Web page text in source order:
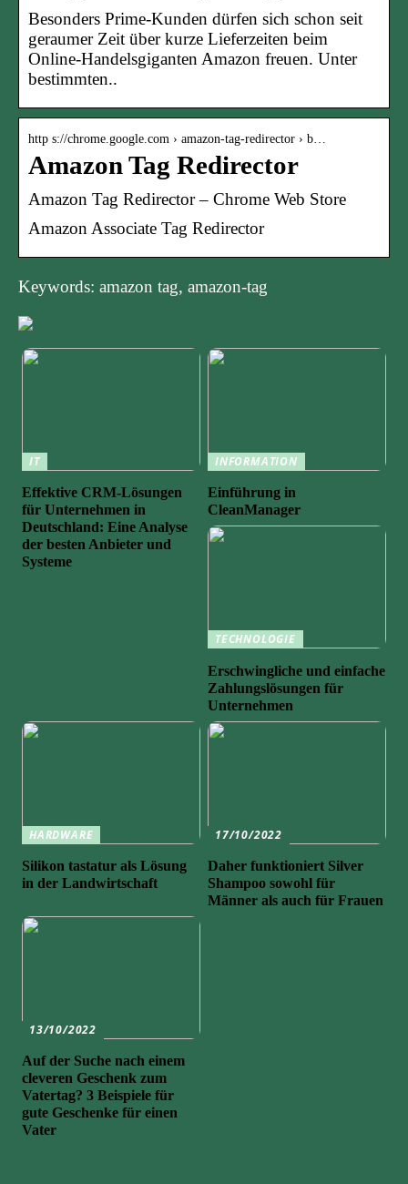
Besonders Prime-Kunden dürfen sich schon seit
geraumer Zeit über kurze Lieferzeiten beim
Online-Handelsgiganten Amazon freuen. Unter
bestimmten..
http s://chrome.google.com › amazon-tag-redirector › b…
Amazon Tag Redirector
Amazon Tag Redirector – Chrome Web Store
Amazon Associate Tag Redirector
Keywords: amazon tag, amazon-tag
IT
Effektive CRM-Lösungen
für Unternehmen in
Deutschland: Eine Analyse
der besten Anbieter und
Systeme
INFORMATION
Einführung in
CleanManager
TECHNOLOGIE
Erschwingliche und einfache
Zahlungslösungen für
Unternehmen
HARDWARE
Silikon tastatur als Lösung
in der Landwirtschaft
17/10/2022
Daher funktioniert Silver
Shampoo sowohl für
Männer als auch für Frauen
13/10/2022
Auf der Suche nach einem
cleveren Geschenk zum
Vatertag? 3 Beispiele für
gute Geschenke für einen
Vater